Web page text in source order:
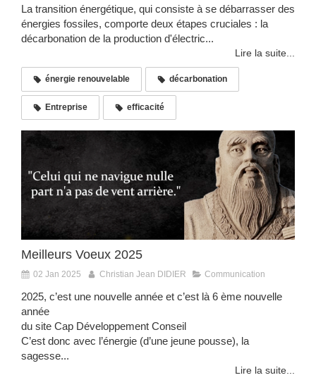
La transition énergétique, qui consiste à se débarrasser des
énergies fossiles, comporte deux étapes cruciales : la
décarbonation de la production d'électric...
Lire la suite...
énergie renouvelable décarbonation
Entreprise efficacité
Meilleurs Voeux 2025
02 Jan 2025 Christian Jean DIDIER Communication
2025, c’est une nouvelle année et c’est là 6 ème nouvelle
année
du site Cap Développement Conseil
C’est donc avec l’énergie (d’une jeune pousse), la
sagesse...
Lire la suite...